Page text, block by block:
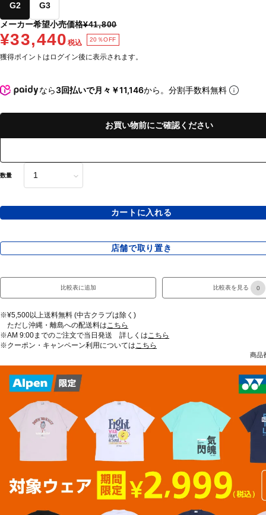
G2
G3
メーカー希望小売価格¥41,800
¥33,440 税込 20％OFF
獲得ポイントはログイン後に表示されます。
なら3回払いで月々￥11,146から。分割手数料無料
お買い物前にご確認ください
数量
カートに入れる
店舗で取り置き
比較表に追加 比較表を見る 0
※¥5,500以上送料無料 (中古クラブは除く)
ただし沖縄・離島への配送料はこちら
※AM 9:00までのご注文で当日発送 詳しくはこちら
※クーポン・キャンペーン利用についてはこちら
商品